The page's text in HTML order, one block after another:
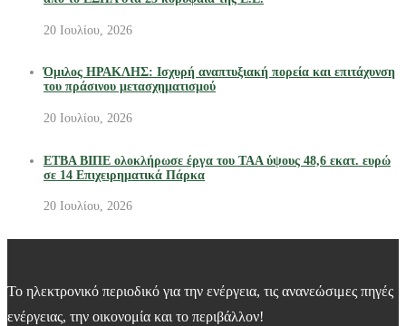
20 Ιουλίου, 2026
Όμιλος ΗΡΑΚΛΗΣ: Ισχυρή αναπτυξιακή πορεία και επιτάχυνση
του πράσινου μετασχηματισμού
20 Ιουλίου, 2026
ΕΤΒΑ ΒΙΠΕ ολοκλήρωσε έργα του ΤΑΑ ύψους 48,6 εκατ. ευρώ
σε 14 Επιχειρηματικά Πάρκα
20 Ιουλίου, 2026
Το ηλεκτρονικό περιοδικό για την ενέργεια, τις ανανεώσιμες πηγές
ενέργειας, την οικονομία και το περιβάλλον!